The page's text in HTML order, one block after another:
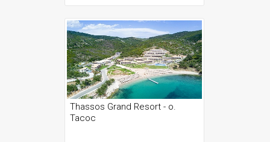
Thassos Grand Resort - о.
Тасос